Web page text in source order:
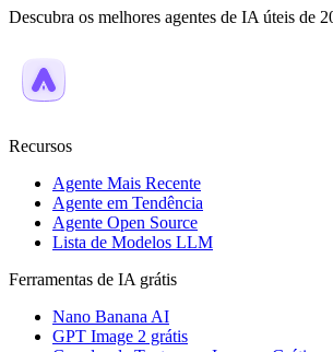
Descubra os melhores agentes de IA úteis de
Recursos
Agente Mais Recente
Agente em Tendência
Agente Open Source
Lista de Modelos LLM
Ferramentas de IA grátis
Nano Banana AI
GPT Image 2 grátis